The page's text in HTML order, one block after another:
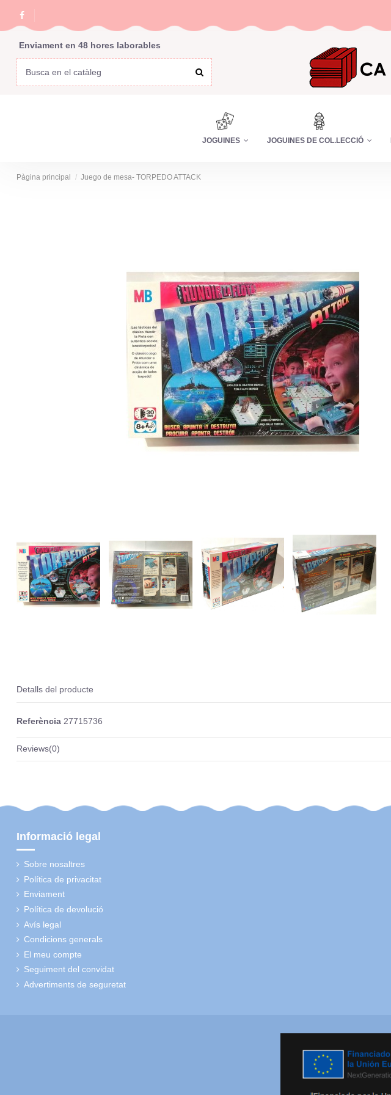
Enviament en 48 hores laborables
JOGUINES JOGUINES DE COL.LECCIÓ
Pàgina principal Juego de mesa- TORPEDO ATTACK
Detalls del producte
Referència 27715736
Reviews(0)
Informació legal
Sobre nosaltres
Política de privacitat
Enviament
Política de devolució
Avís legal
Condicions generals
El meu compte
Seguiment del convidat
Advertiments de seguretat